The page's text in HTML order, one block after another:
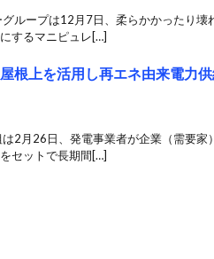
ループは12月7日、柔らかかったり壊
するマニピュレ[…]
根上を活用し再エネ由来電力供
2月26日、発電事業者が企業（需要家
セットで長期間[…]